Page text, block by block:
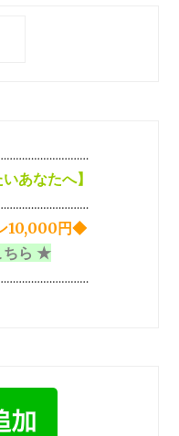
に
な
て
い
け
あなたへ】
10,000円◆
ちら ★